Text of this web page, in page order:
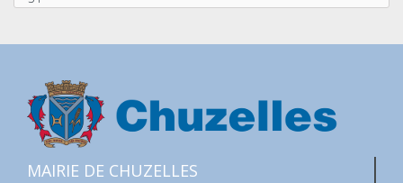
MAIRIE DE CHUZELLES